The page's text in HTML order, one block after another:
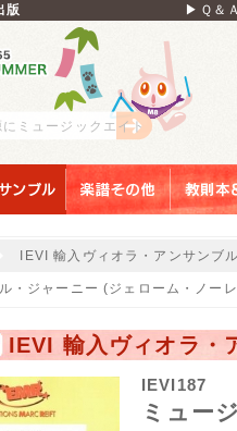
版 ▶Ｑ＆Ａ
ミュージックエイト
IEVI 輸入ヴィオラ・アンサンブル
・ジャーニー (ジェローム・ノ
IEVI 輸入ヴィオラ・
IEVI187
ミュー